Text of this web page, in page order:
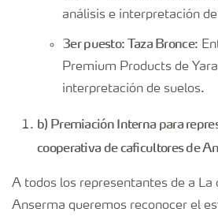
análisis e interpretación
3er puesto: Taza Bronce:
Premium Products de
interpretación de suelos.
b) Premiación Interna para
cooperativa de caficultores de
A todos los representantes de a La
Anserma queremos reconocer el